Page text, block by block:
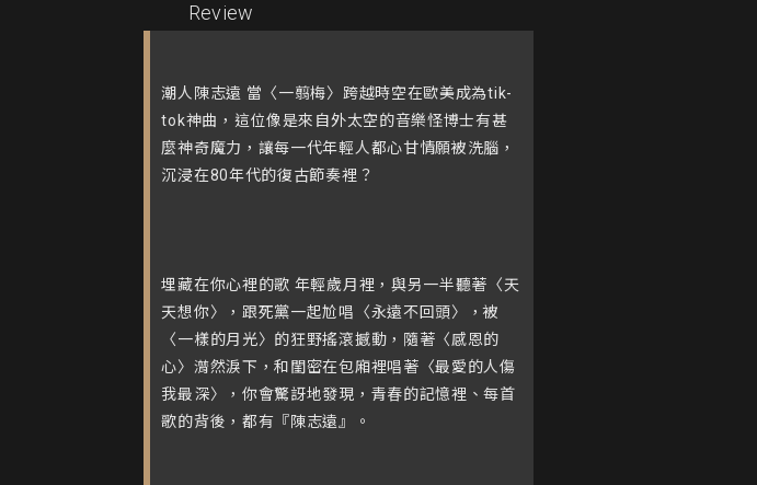
Review
潮人陳志遠 當〈一翦梅〉跨越時空在歐美成為tik-
tok神曲，這位像是來自外太空的音樂怪博士有甚
麼神奇魔力，讓每一代年輕人都心甘情願被洗腦，
沉浸在80年代的復古節奏裡？
埋藏在你心裡的歌 年輕歲月裡，與另一半聽著〈天
天想你〉，跟死黨一起尬唱〈永遠不回頭〉，被
〈一樣的月光〉的狂野搖滾撼動，隨著〈感恩的
心〉潸然淚下，和閨密在包廂裡唱著〈最愛的人傷
我最深〉，你會驚訝地發現，青春的記憶裡、每首
歌的背後，都有『陳志遠』。